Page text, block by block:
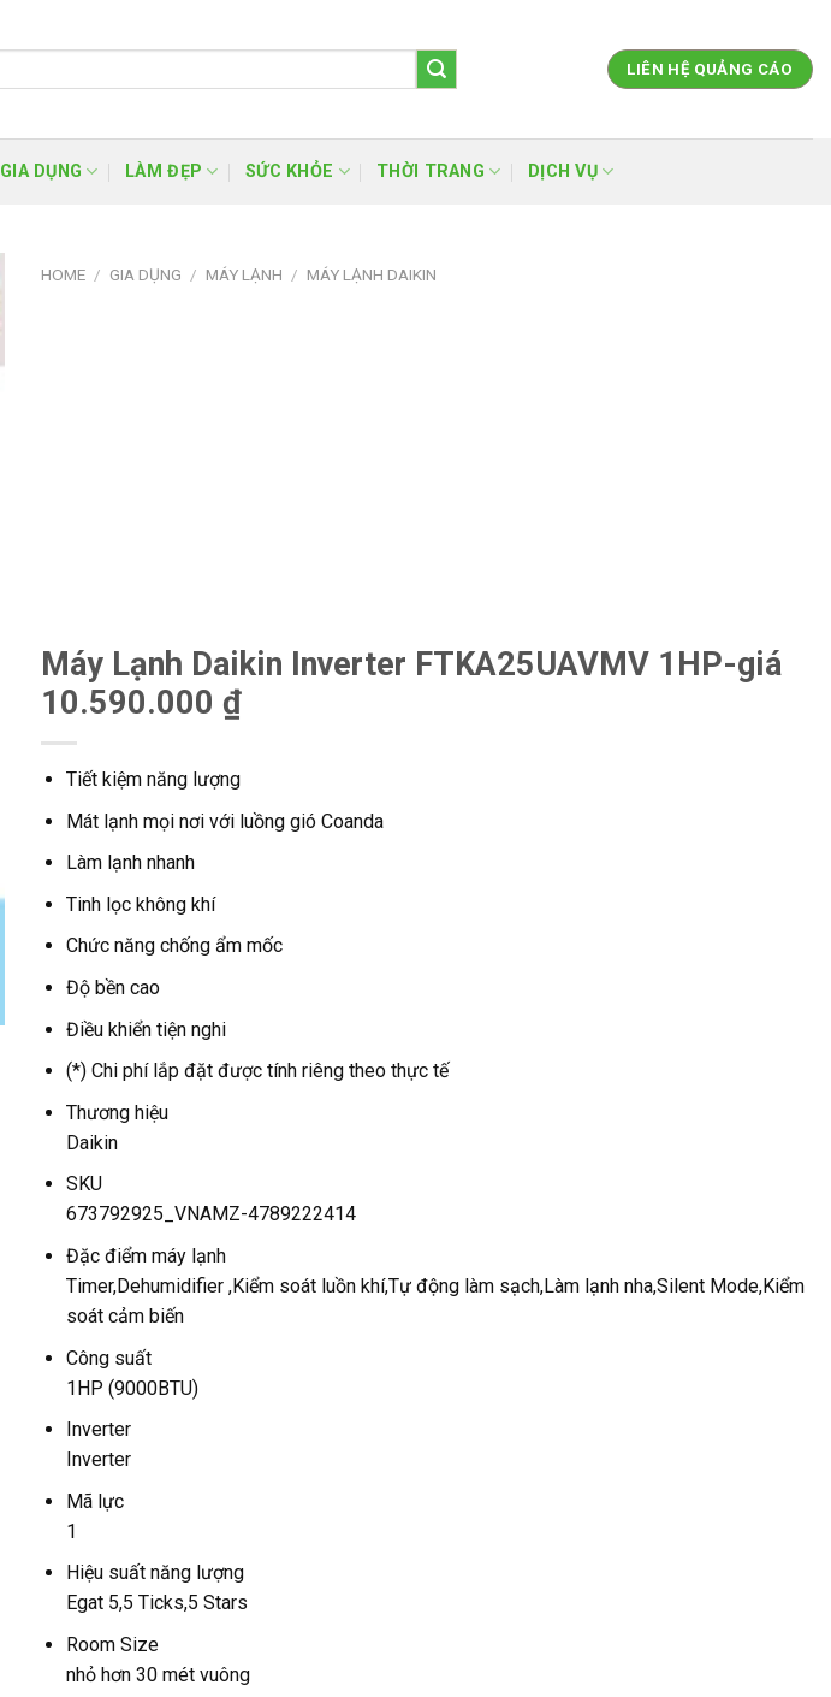
LIÊN HỆ QUẢNG CÁO
GIA DỤNG LÀM ĐẸP SỨC KHỎE THỜI TRANG DỊCH VỤ
HOME / GIA DỤNG / MÁY LẠNH / MÁY LẠNH DAIKIN
Máy Lạnh Daikin Inverter FTKA25UAVMV 1HP-giá
10.590.000 ₫
Tiết kiệm năng lượng
Mát lạnh mọi nơi với luồng gió Coanda
Làm lạnh nhanh
Tinh lọc không khí
Chức năng chống ẩm mốc
Độ bền cao
Điều khiển tiện nghi
(*) Chi phí lắp đặt được tính riêng theo thực tế
Thương hiệu
Daikin
SKU
673792925_VNAMZ-4789222414
Đặc điểm máy lạnh
Timer,Dehumidifier ,Kiểm soát luồn khí,Tự động làm sạch,Làm lạnh nha,Silent Mode,Kiểm
soát cảm biến
Công suất
1HP (9000BTU)
Inverter
Inverter
Mã lực
1
Hiệu suất năng lượng
Egat 5,5 Ticks,5 Stars
Room Size
nhỏ hơn 30 mét vuông